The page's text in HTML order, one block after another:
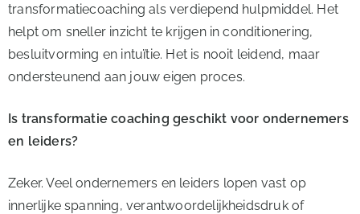
transformatiecoaching als verdiepend hulpmiddel. Het
helpt om sneller inzicht te krijgen in conditionering,
besluitvorming en intuïtie. Het is nooit leidend, maar
ondersteunend aan jouw eigen proces.
Is transformatie coaching geschikt voor ondernemers
en leiders?
Zeker. Veel ondernemers en leiders lopen vast op
innerlijke spanning, verantwoordelijkheidsdruk of